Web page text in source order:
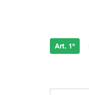
Art. 1º